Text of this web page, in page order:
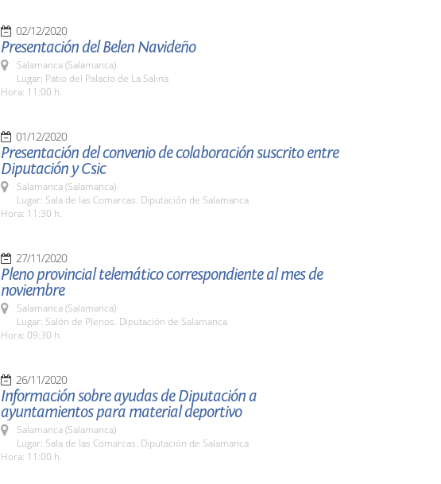
02/12/2020
Presentación del Belen Navideño
Salamanca (Salamanca)
Lugar: Patio del Palacio de La Salina
Hora: 11:00 h.
01/12/2020
Presentación del convenio de colaboración suscrito entre
Diputación y Csic
Salamanca (Salamanca)
Lugar: Sala de las Comarcas. Diputación de Salamanca
Hora: 11:30 h.
27/11/2020
Pleno provincial telemático correspondiente al mes de
noviembre
Salamanca (Salamanca)
Lugar: Salón de Plenos. Diputación de Salamanca
Hora: 09:30 h.
26/11/2020
Información sobre ayudas de Diputación a
ayuntamientos para material deportivo
Salamanca (Salamanca)
Lugar: Sala de las Comarcas. Diputación de Salamanca
Hora: 11:00 h.